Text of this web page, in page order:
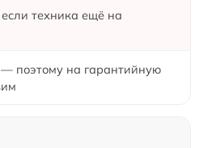
техника ещё на
— поэтому на гарантийную